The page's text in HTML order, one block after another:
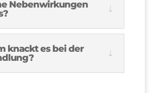
Nebenwirkungen
knackt es bei der